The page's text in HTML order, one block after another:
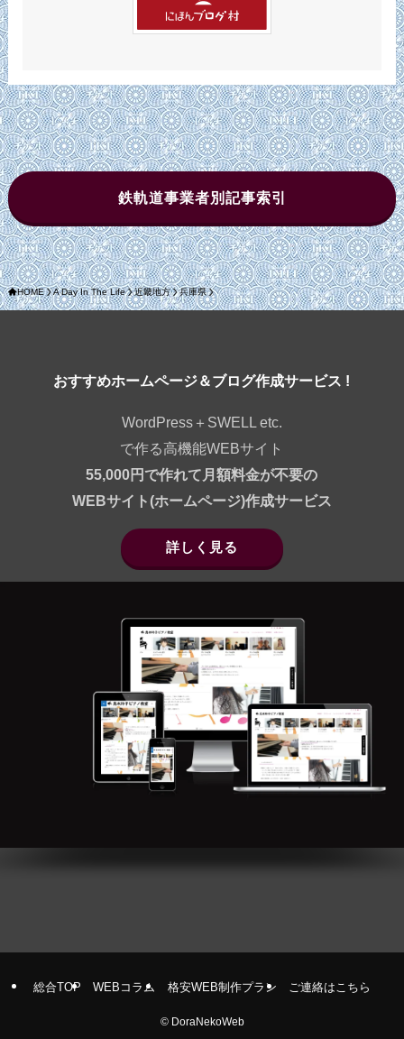
鉄軌道事業者別記事索引
HOME A Day In The Life 近畿地方 兵庫県
おすすめホームページ＆ブログ作成サービス !
WordPress＋SWELL etc.
で作る高機能WEBサイト
55,000円で作れて月額料金が不要の
WEBサイト(ホームページ)作成サービス
詳しく見る
総合TOP WEBコラム 格安WEB制作プラン ご連絡はこちら
©DoraNekoWeb